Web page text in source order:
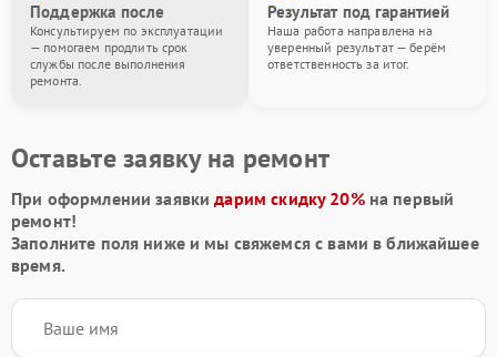
Поддержка после
Консультируем по эксплуатации
— помогаем продлить срок
службы после выполнения
ремонта.
Результат под гарантией
Наша работа направлена на
уверенный результат — берём
ответственность за итог.
Оставьте заявку на ремонт
При оформлении заявкидарим скидку 20%на первый
ремонт!
Заполните поля ниже и мы свяжемся с вами в ближайшее
время.